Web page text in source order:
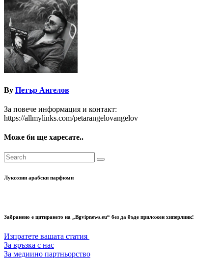
By Петър Ангелов
За повече информация и контакт:
https://allmylinks.com/petarangelovangelov
Може би ще харесате..
Луксозни арабски парфюми
Забранено е цитирането на „Bgvipnews.eu“ без да бъде приложен хиперлинк!
Изпратете вашата статия
За връзка с нас
За медиино партньорство